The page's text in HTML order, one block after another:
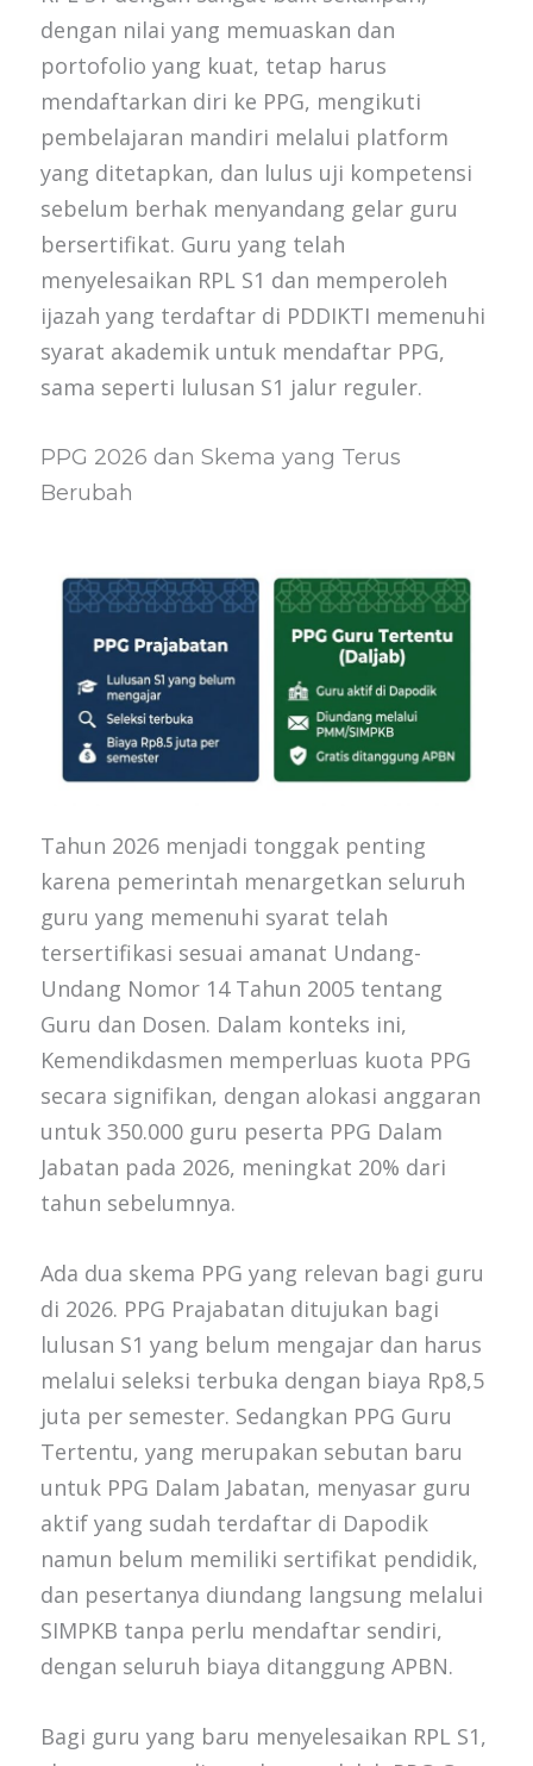
dengan nilai yang memuaskan dan
portofolio yang kuat, tetap harus
mendaftarkan diri ke PPG, mengikuti
pembelajaran mandiri melalui platform
yang ditetapkan, dan lulus uji kompetensi
sebelum berhak menyandang gelar guru
bersertifikat. Guru yang telah
menyelesaikan RPL S1 dan memperoleh
ijazah yang terdaftar di PDDIKTI memenuhi
syarat akademik untuk mendaftar PPG,
sama seperti lulusan S1 jalur reguler.
PPG 2026 dan Skema yang Terus
Berubah
Tahun 2026 menjadi tonggak penting
karena pemerintah menargetkan seluruh
guru yang memenuhi syarat telah
tersertifikasi sesuai amanat Undang-
Undang Nomor 14 Tahun 2005 tentang
Guru dan Dosen. Dalam konteks ini,
Kemendikdasmen memperluas kuota PPG
secara signifikan, dengan alokasi anggaran
untuk 350.000 guru peserta PPG Dalam
Jabatan pada 2026, meningkat 20% dari
tahun sebelumnya.
Ada dua skema PPG yang relevan bagi guru
di 2026. PPG Prajabatan ditujukan bagi
lulusan S1 yang belum mengajar dan harus
melalui seleksi terbuka dengan biaya Rp8,5
juta per semester. Sedangkan PPG Guru
Tertentu, yang merupakan sebutan baru
untuk PPG Dalam Jabatan, menyasar guru
aktif yang sudah terdaftar di Dapodik
namun belum memiliki sertifikat pendidik,
dan pesertanya diundang langsung melalui
SIMPKB tanpa perlu mendaftar sendiri,
dengan seluruh biaya ditanggung APBN.
Bagi guru yang baru menyelesaikan RPL S1,